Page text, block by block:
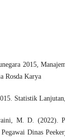
2015,
Rosda Karya
Statistik
M. D. (2022).
Dinas